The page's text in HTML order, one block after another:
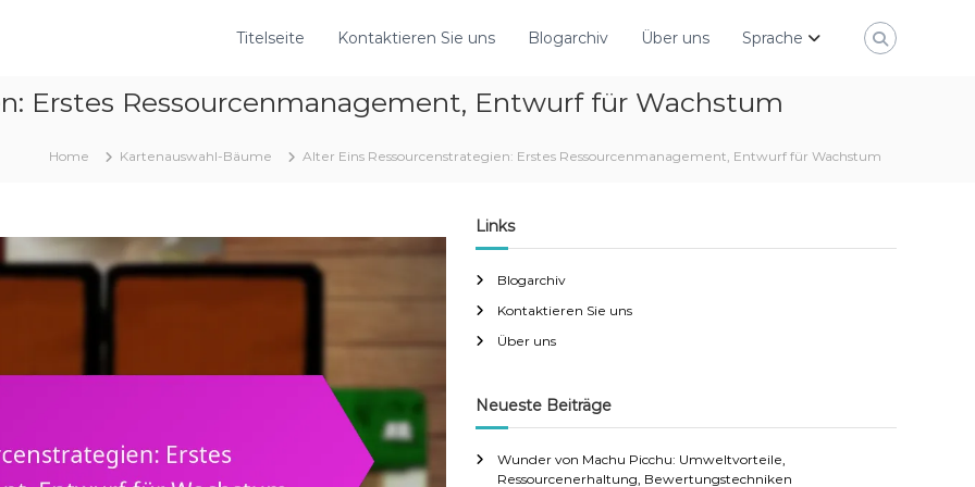
Titelseite Kontaktieren Sie uns Blogarchiv Über uns Sprache
Erstes Ressourcenmanagement, Entwurf für Wachstum
Home Kartenauswahl-Bäume Alter Eins Ressourcenstrategien: Erstes Ressourcenmanagement, Entwurf für Wachstum
Links
Blogarchiv
Kontaktieren Sie uns
Über uns
Neueste Beiträge
Wunder von Machu Picchu: Umweltvorteile,
Ressourcenerhaltung, Bewertungstechniken